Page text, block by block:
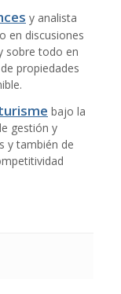
y analista
en discusiones
sobre todo en
propiedades
bajo la
gestión y
y también de